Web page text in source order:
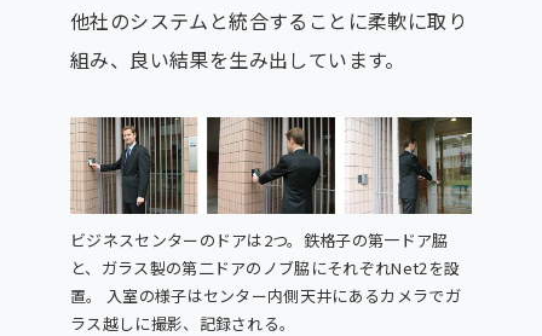
他社のシステムと統合することに柔軟に取り
組み、良い結果を生み出しています。
ビジネスセンターのドアは2つ。鉄格子の第一ドア脇
と、ガラス製の第二ドアのノブ脇にそれぞれNet2を設
置。 入室の様子はセンター内側天井にあるカメラでガ
ラス越しに撮影、記録される。